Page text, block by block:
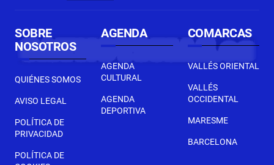
SOBRE
NOSOTROS
QUIÉNES SOMOS
AVISO LEGAL
POLÍTICA DE
PRIVACIDAD
POLÍTICA DE
AGENDA
AGENDA
CULTURAL
AGENDA
DEPORTIVA
COMARCAS
VALLÉS ORIENTAL
VALLÉS
OCCIDENTAL
MARESME
BARCELONA